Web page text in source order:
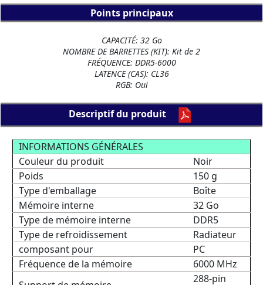
Points principaux
CAPACITÉ: 32 Go
NOMBRE DE BARRETTES (KIT): Kit de 2
FRÉQUENCE: DDR5-6000
LATENCE (CAS): CL36
RGB: Oui
Descriptif du produit
INFORMATIONS GÉNÉRALES
Couleur du produit
Noir
Poids
150 g
Type d'emballage
Boîte
Mémoire interne
32 Go
Type de mémoire interne
DDR5
Type de refroidissement
Radiateur
composant pour
PC
Fréquence de la mémoire
6000 MHz
288-pin